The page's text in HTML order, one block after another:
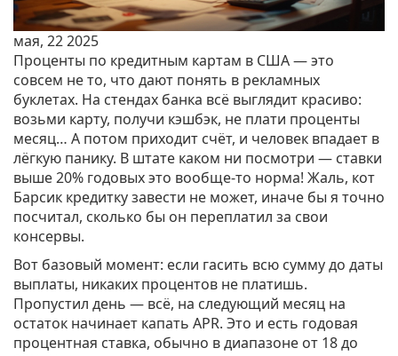
мая, 22 2025
Проценты по кредитным картам в США — это
совсем не то, что дают понять в рекламных
буклетах. На стендах банка всё выглядит красиво:
возьми карту, получи кэшбэк, не плати проценты
месяц… А потом приходит счёт, и человек впадает в
лёгкую панику. В штате каком ни посмотри — ставки
выше 20% годовых это вообще-то норма! Жаль, кот
Барсик кредитку завести не может, иначе бы я точно
посчитал, сколько бы он переплатил за свои
консервы.
Вот базовый момент: если гасить всю сумму до даты
выплаты, никаких процентов не платишь.
Пропустил день — всё, на следующий месяц на
остаток начинает капать APR. Это и есть годовая
процентная ставка, обычно в диапазоне от 18 до